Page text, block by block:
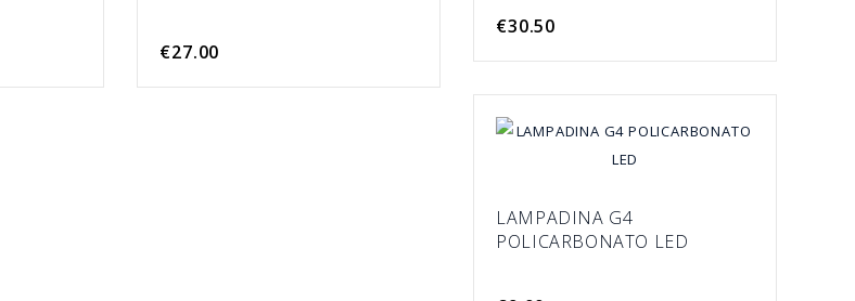
€27.00
€30.50
LAMPADINA G4
POLICARBONATO LED